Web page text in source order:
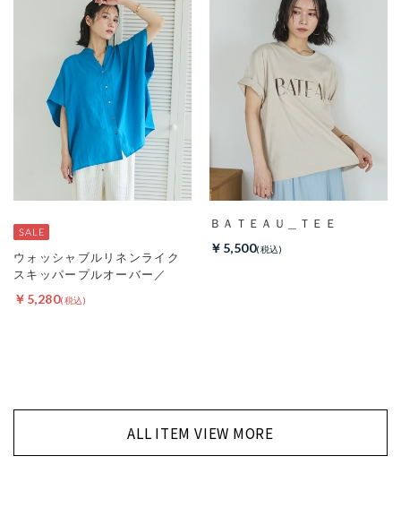
ウォッシャブルリネンライク
スキッパープルオーバー／
￥5,280
ＢＡＴＥＡＵ＿ＴＥＥ
￥5,500
ALL ITEM VIEW MORE